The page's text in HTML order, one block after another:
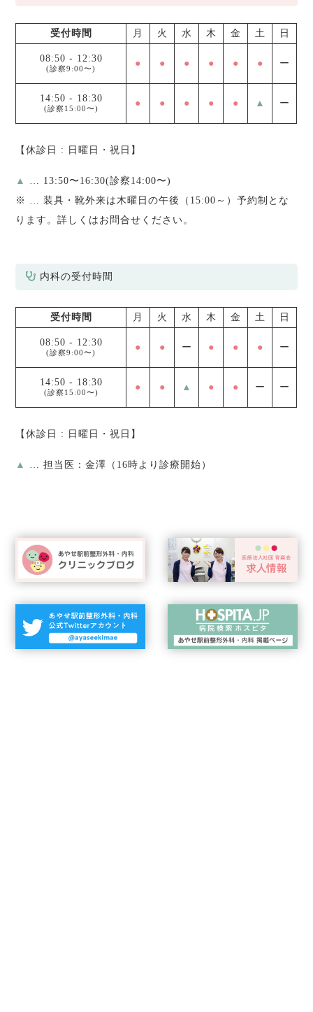
受付時間 月 火 水 木 金 土 日
08:50 - 12:30
(診察9:00〜) ● ● ● ● ● ● ー
14:50 - 18:30
(診察15:00〜) ● ● ● ● ● ▲ ー
【休診日 : 日曜日・祝日】
▲
… 13:50〜16:30(診察14:00〜)
※ … 装具・靴外来は木曜日の午後（15:00～）予約制とな
ります。詳しくはお問合せください。
内科の受付時間
受付時間 月 火 水 木 金 土 日
08:50 - 12:30
(診察9:00〜) ● ● ー ● ● ● ー
14:50 - 18:30
(診察15:00〜) ● ● ▲ ● ● ー ー
【休診日 : 日曜日・祝日】
▲ … 担当医：金澤（16時より診療開始）